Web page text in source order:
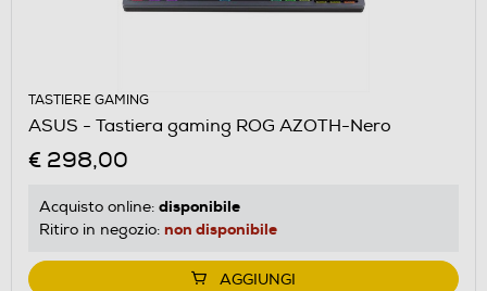
TASTIERE GAMING
ASUS - Tastiera gaming ROG AZOTH-Nero
€ 298,00
Acquisto online: disponibile
Ritiro in negozio: non disponibile
AGGIUNGI